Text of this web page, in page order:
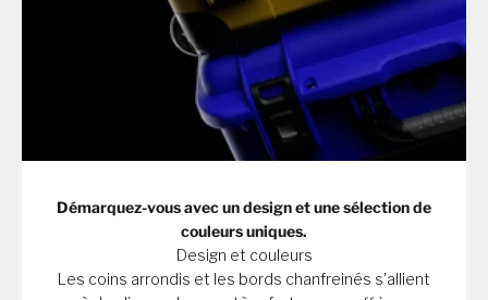
Démarquez-vous avec un design et une sélection de
couleurs uniques.
Design et couleurs
Les coins arrondis et les bords chanfreinés s'allient